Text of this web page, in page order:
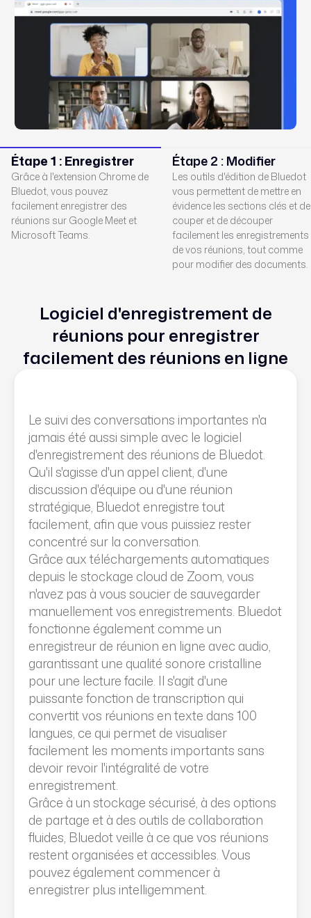
Étape 1 : Enregistrer
Grâce à l'extension Chrome de
Bluedot, vous pouvez
facilement enregistrer des
réunions sur Google Meet et
Microsoft Teams.
Étape 2 : Modifier
Les outils d'édition de Bluedot
vous permettent de mettre en
évidence les sections clés et de
couper et de découper
facilement les enregistrements
de vos réunions, tout comme
pour modifier des documents.
Logiciel d'enregistrement de
réunions pour enregistrer
facilement des réunions en ligne
Le suivi des conversations importantes n'a
jamais été aussi simple avec le logiciel
d'enregistrement des réunions de Bluedot.
Qu'il s'agisse d'un appel client, d'une
discussion d'équipe ou d'une réunion
stratégique, Bluedot enregistre tout
facilement, afin que vous puissiez rester
concentré sur la conversation.
Grâce aux téléchargements automatiques
depuis le stockage cloud de Zoom, vous
n'avez pas à vous soucier de sauvegarder
manuellement vos enregistrements. Bluedot
fonctionne également comme un
enregistreur de réunion en ligne avec audio,
garantissant une qualité sonore cristalline
pour une lecture facile. Il s'agit d'une
puissante fonction de transcription qui
convertit vos réunions en texte dans 100
langues, ce qui permet de visualiser
facilement les moments importants sans
devoir revoir l'intégralité de votre
enregistrement.
Grâce à un stockage sécurisé, à des options
de partage et à des outils de collaboration
fluides, Bluedot veille à ce que vos réunions
restent organisées et accessibles. Vous
pouvez également commencer à
enregistrer plus intelligemment.